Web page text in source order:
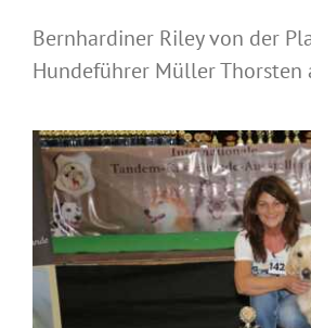
Bernhardiner Riley von der
Hundeführer Müller Thorsten